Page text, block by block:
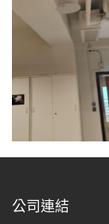
公司連結